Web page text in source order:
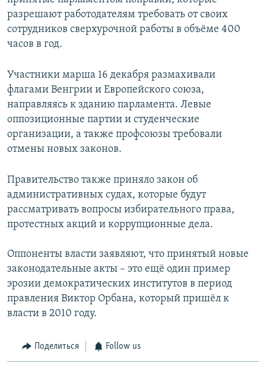
разрешают работодателям требовать от своих
сотрудников сверхурочной работы в объёме 400
часов в год.
Участники марша 16 декабря размахивали
флагами Венгрии и Европейского союза,
направляясь к зданию парламента. Левые
оппозиционные партии и студенческие
организации, а также профсоюзы требовали
отмены новых законов.
Правительство также приняло закон об
административных судах, которые будут
рассматривать вопросы избирательного права,
протестных акций и коррупционные дела.
Оппоненты власти заявляют, что принятый новые
законодательные акты – это ещё один пример
эрозии демократических институтов в период
правления Виктор Орбана, который пришёл к
власти в 2010 году.
Поделиться Follow us